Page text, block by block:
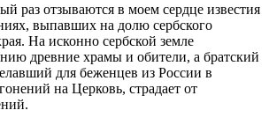
раз отзываются в моем сердце известия
выпавших на долю сербского
На исконно сербской земле
древние храмы и обители, а братский
для беженцев из России в
на Церковь, страдает от